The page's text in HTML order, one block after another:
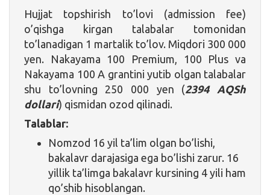
Hujjat topshirish to’lovi (admission fee)
o’qishga kirgan talabalar tomonidan
to’lanadigan 1 martalik to’lov. Miqdori 300 000
yen. Nakayama 100 Premium, 100 Plus va
Nakayama 100 A grantini yutib olgan talabalar
shu to’lovning 250 000 yen (2394 AQSh
dollari) qismidan ozod qilinadi.
Talablar:
Nomzod 16 yil ta’lim olgan bo’lishi,
bakalavr darajasiga ega bo’lishi zarur. 16
yillik ta’limga bakalavr kursining 4 yili ham
qo’shib hisoblangan.